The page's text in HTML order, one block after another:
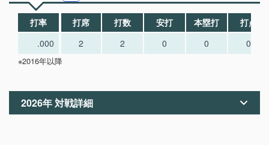
打率 打席 打数 安打 本塁打
打点
.000
2 2 0 0 0
※2016年以降
2026年 対戦詳細